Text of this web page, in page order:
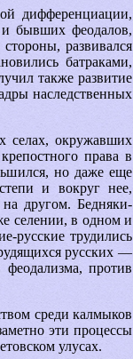
дифференциации,
и бывших феодалов,
развивался
батраками,
также развитие
наследственных
селах, окружавших
права в
но даже еще
и вокруг нее,
другом. Бедняки-
селении, в одном и
русские трудились
русских —
феодализма, против
среди калмыков
эти процессы
улусах.